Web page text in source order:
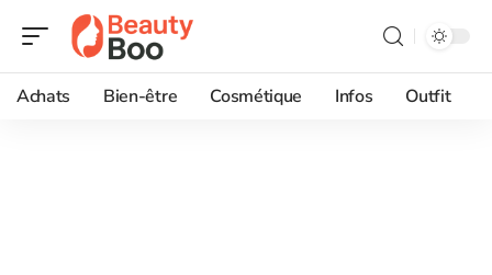
Achats Bien-être Cosmétique Infos Outfit